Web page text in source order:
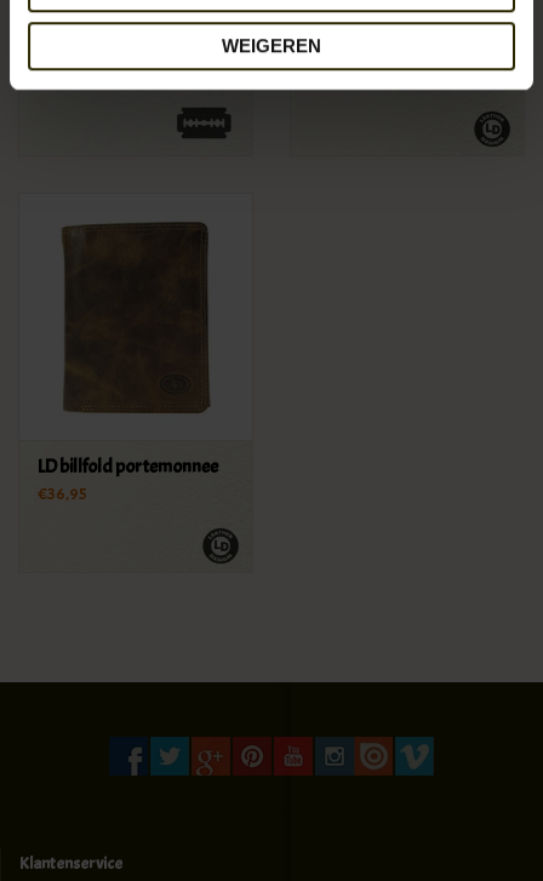
WEIGEREN
€49,95
LD portemonnee HU 390
€46,95
LD billfold portemonnee
€36,95
Klantenservice